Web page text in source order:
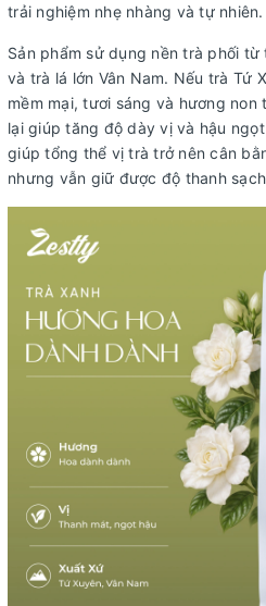
trải nghiệm nhẹ nhàng và tự nhiên.
Sản phẩm sử dụng nền trà phối từ
và trà lá lớn Vân Nam. Nếu trà Tứ
mềm mại, tươi sáng và hương non
lại giúp tăng độ dày vị và hậu
giúp tổng thể vị trà trở nên cân
nhưng vẫn giữ được độ thanh